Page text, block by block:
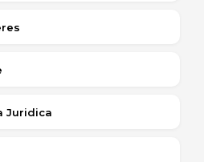
Juridica